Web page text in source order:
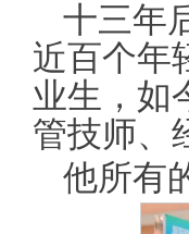
十三年
近百个年
业生，如
管技师、
他所有